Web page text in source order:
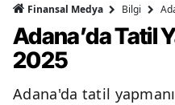
Finansal Medya Bilgi
Adana’da Tatil
2025
Adana'da tatil